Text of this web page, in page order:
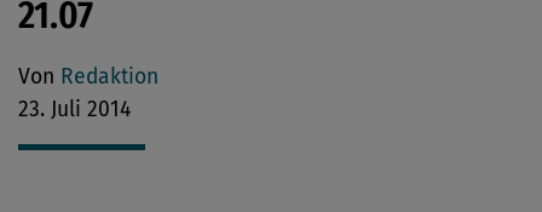
21.07
Von Redaktion
23. Juli 2014